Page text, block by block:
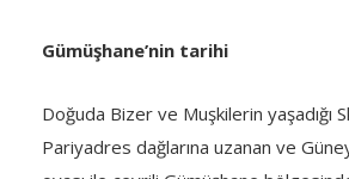
Gümüşhane’nin tarihi
Doğuda Bizer ve Muşkilerin yaşadığı
Pariyadres dağlarına uzanan ve